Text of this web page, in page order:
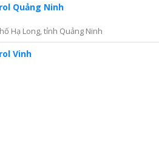
Quảng Ninh
Hạ Long, tỉnh Quảng Ninh
Vinh